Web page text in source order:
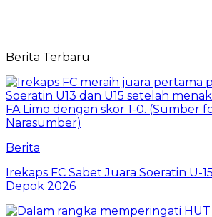
Berita Terbaru
Berita
Irekaps FC Sabet Juara Soeratin U-
Depok 2026